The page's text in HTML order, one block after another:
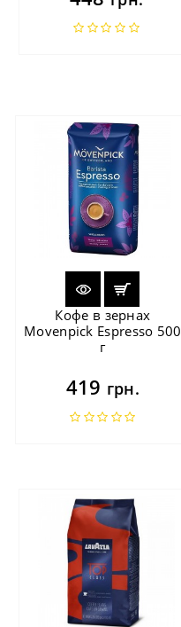
Кофе в зернах
Movenpick Espresso 500
г
419 грн.